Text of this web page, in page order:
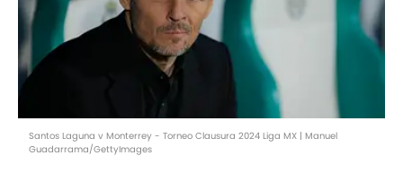
Santos Laguna v Monterrey - Torneo Clausura 2024 Liga MX | Manuel
Guadarrama/GettyImages